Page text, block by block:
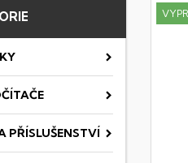
PŘÍSLUŠENSTVÍ